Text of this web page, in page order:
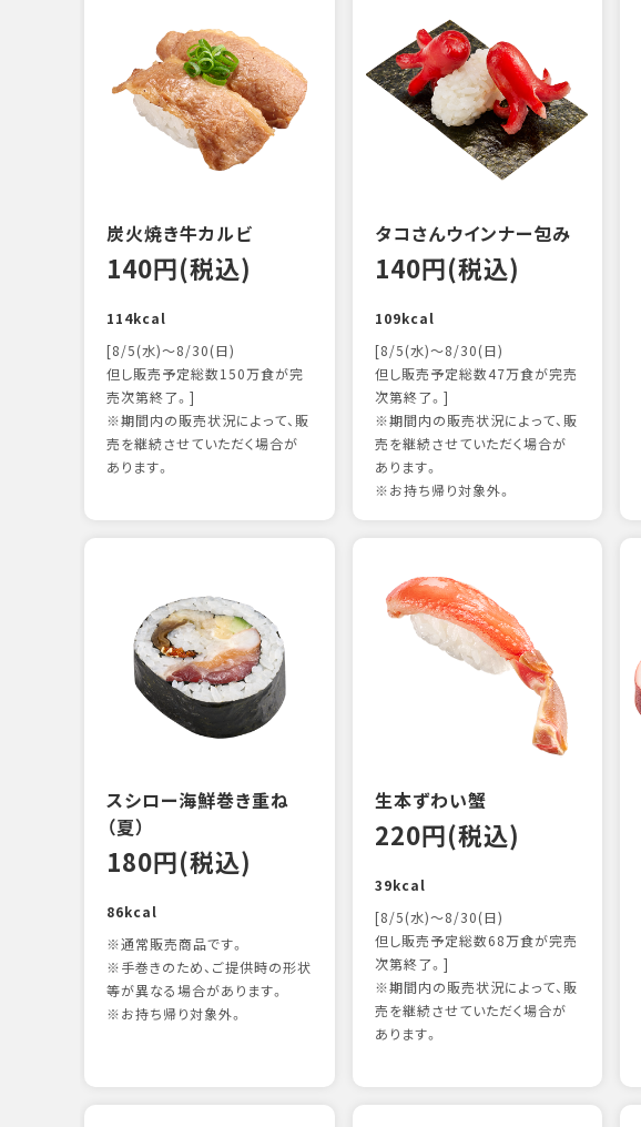
炭火焼き牛カルビ
140円(税込)
114kcal
[8/5(水)～8/30(日)
但し販売予定総数150万食が完
売次第終了。]
※期間内の販売状況によって、販
売を継続させていただく場合が
あります。
タコさんウインナー包み
140円(税込)
109kcal
[8/5(水)～8/30(日)
但し販売予定総数47万食が完売
次第終了。]
※期間内の販売状況によって、販
売を継続させていただく場合が
あります。
※お持ち帰り対象外。
スシロー海鮮巻き重ね
（夏）
180円(税込)
86kcal
※通常販売商品です。
※手巻きのため、ご提供時の形状
等が異なる場合があります。
※お持ち帰り対象外。
生本ずわい蟹
220円(税込)
39kcal
[8/5(水)～8/30(日)
但し販売予定総数68万食が完売
次第終了。]
※期間内の販売状況によって、販
売を継続させていただく場合が
あります。